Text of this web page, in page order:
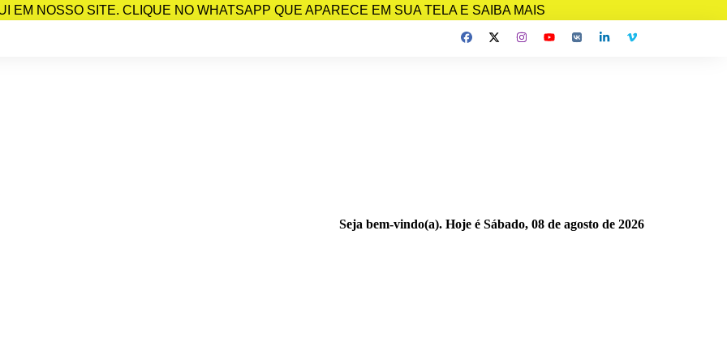
EM NOSSO SITE. CLIQUE NO WHATSAPP QUE APARECE EM SUA TELA E SAIBA MAIS
Seja bem-vindo(a). Hoje é Sábado, 08 de agosto de 2026